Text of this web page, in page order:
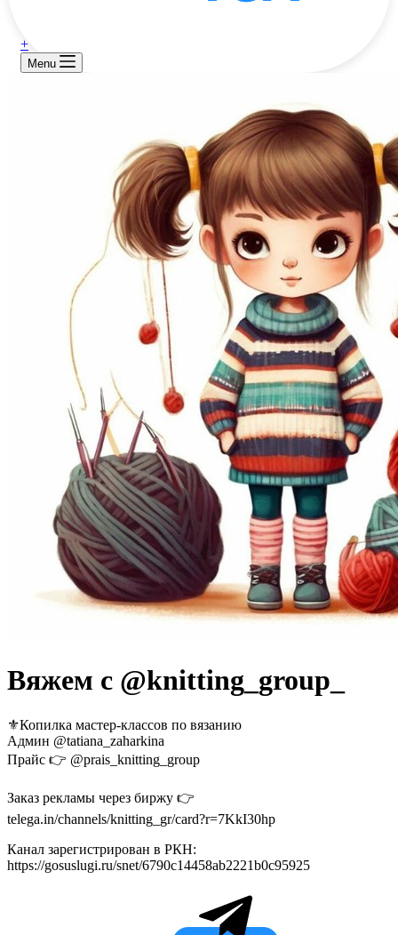
+
Menu
Вяжем с @knitting_group_
⚜️Копилка мастер-классов по вязанию
Админ @tatiana_zaharkina
Прайс 👉 @prais_knitting_group
Заказ рекламы через биржу 👉
telega.in/channels/knitting_gr/card?r=7KkI30hp
Канал зарегистрирован в РКН:
https://gosuslugi.ru/snet/6790c14458ab2221b0c95925